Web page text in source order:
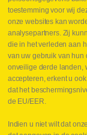
Hydraulische slangen
Contact VB Parts
Abraham Hansstraat 7 ,
Tel. +32 (0)51 24 06 05
E-mail
⏳
toestemming voor wij
onze websites kan
analysepartners. Zij
die in het verleden aan
van uw gebruik van hun
onveilige derde landen,
accepteren, erkent u
dat het
de EU/EER.
Indien u niet wilt dat